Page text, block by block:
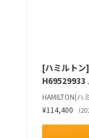
[ハミルトン
H69529933
HAMILTON(ハ
¥114,400
（